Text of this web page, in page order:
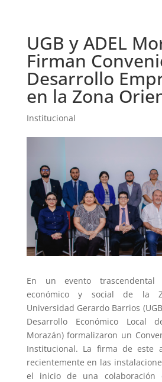
UGB y ADEL
Firman
Desarrollo
en la Zona
Institucional
En un evento
económico y social de la
Universidad Gerardo Barrios
Desarrollo Económico Local
Morazán) formalizaron un
Institucional. La firma de este
recientemente en las
el inicio de una colaboración